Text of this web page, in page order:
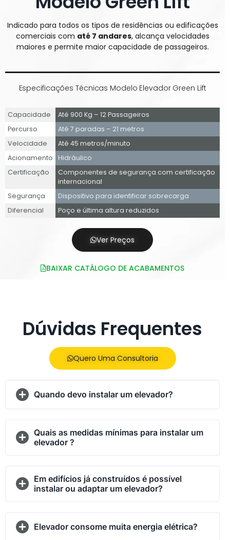
Indicado para todos os tipos de residências ou edificações
comerciais com até 7 andares, alcança velocidades
maiores e permite maior capacidade de passageiros.
Especificações Técnicas Modelo Elevador Green Lift
Capacidade
Até 900 Kg – 12 Passageiros
Percurso
Até 7 paradas – 21 metros
Velocidade
Até 45 metros/minuto
Acionamento
Hidráulico
Certificação
Componentes de segurança com certificação
internacional
Segurança
Dispositivo para identificar sobrecarga
Diferencial
Poço e última altura reduzidos
Ver Preços
BAIXAR CATÁLOGO DE ACABAMENTOS
Dúvidas Frequentes
Quero Uma Consultoria
Quando devo instalar um elevador?
Quais as medidas mínimas para instalar um
elevador ?
Em edifícios já construídos é possível
instalar ou adaptar um elevador?
Elevador consome muita energia elétrica?